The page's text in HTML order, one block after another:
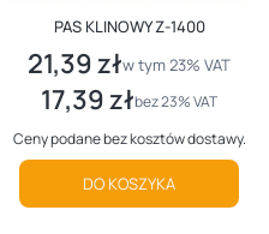
PAS KLINOWY Z-1400
Cena brutto
21,39 złw tym %s VAT
w tym 23% VAT
Cena netto
17,39 złbez 23% VAT
Ceny podane bez kosztów dostawy.
DO KOSZYKA